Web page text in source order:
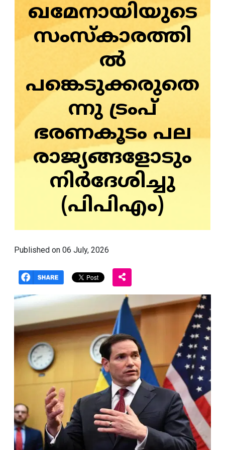
ഖമേനായിയുടെ
സംസ്‌കാരത്തി
ൽ
പങ്കെടുക്കരുതെ
ന്നു ട്രംപ്
ഭരണകൂടം പല
രാജ്യങ്ങളോടും
നിർദേശിച്ചു
(പിപിഎം)
Published on 06 July, 2026